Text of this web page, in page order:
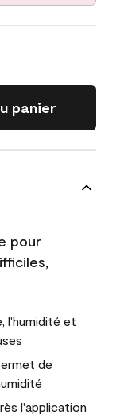
panier
pour
l'humidité et
de
l'application